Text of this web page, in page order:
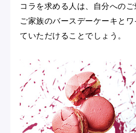
コラを求める人は、自分への
ご家族のバースデーケーキと
ていただけることでしょう。